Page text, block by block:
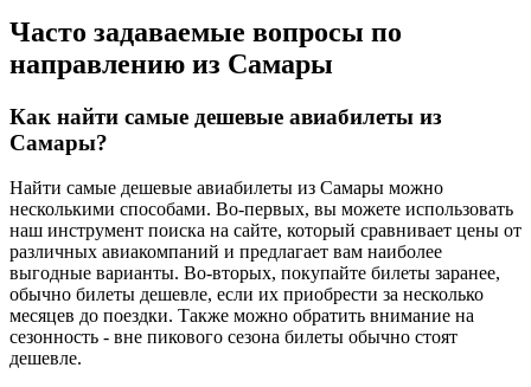
Часто задаваемые вопросы по
направлению из Самары
Как найти самые дешевые авиабилеты из
Самары?
Найти самые дешевые авиабилеты из Самары можно
несколькими способами. Во-первых, вы можете использовать
наш инструмент поиска на сайте, который сравнивает цены от
различных авиакомпаний и предлагает вам наиболее
выгодные варианты. Во-вторых, покупайте билеты заранее,
обычно билеты дешевле, если их приобрести за несколько
месяцев до поездки. Также можно обратить внимание на
сезонность - вне пикового сезона билеты обычно стоят
дешевле.